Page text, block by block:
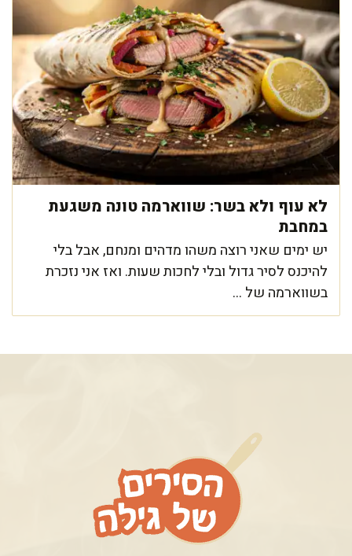
לא עוף ולא בשר: שווארמה טונה משגעת
במחבת
יש ימים שאני רוצה משהו מדהים ומנחם, אבל בלי
להיכנס לסיר גדול ובלי לחכות שעות. ואז אני נזכרת
בשווארמה של ...